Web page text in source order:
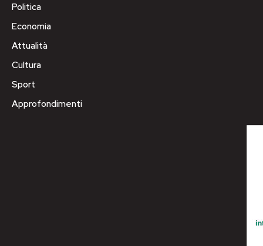
Politica
Economia
Attualità
Cultura
Sport
Approfondimenti